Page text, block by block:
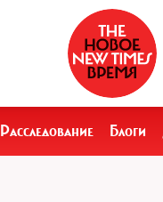
Расследование Блоги